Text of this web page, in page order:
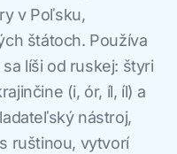
v Poľsku,
štátoch. Používa
líši od ruskej: štyri
(і, ór, íl, íl) a
nástroj,
ruštinou, vytvorí